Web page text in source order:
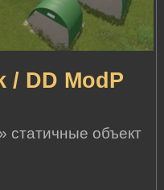
/ DD ModP
» статичные объект